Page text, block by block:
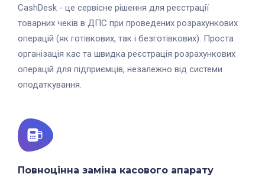
CashDesk - це сервісне рішення для реєстрації
товарних чеків в ДПС при проведених розрахункових
операцій (як готівкових, так і безготівкових). Проста
організація кас та швидка реєстрація розрахункових
операцій для підприємців, незалежно від системи
оподаткування.
Повноцінна заміна касового апарату